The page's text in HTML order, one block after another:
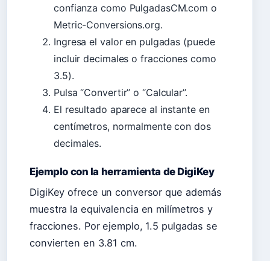
confianza como PulgadasCM.com o
Metric-Conversions.org.
Ingresa el valor en pulgadas (puede
incluir decimales o fracciones como
3.5).
Pulsa “Convertir” o “Calcular”.
El resultado aparece al instante en
centímetros, normalmente con dos
decimales.
Ejemplo con la herramienta de DigiKey
DigiKey ofrece un conversor que además
muestra la equivalencia en milímetros y
fracciones. Por ejemplo, 1.5 pulgadas se
convierten en 3.81 cm.